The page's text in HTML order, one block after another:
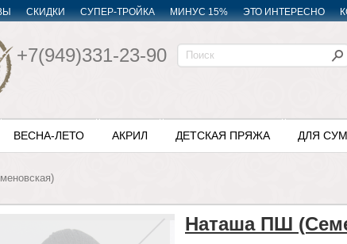
СКИДКИ СУПЕР-ТРОЙКА МИНУС 15% ЭТО ИНТЕРЕСНО
+7(949)331-23-90
ВЕСНА-ЛЕТО АКРИЛ ДЕТСКАЯ ПРЯЖА ДЛЯ
Наташа ПШ